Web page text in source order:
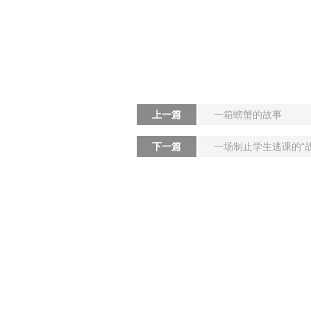
上一篇 一箱螃蟹的故事
下一篇 一场制止学生逃课的“